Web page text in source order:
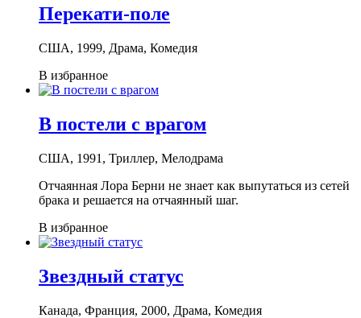
Перекати-поле
США, 1999, Драма, Комедия
В избранное
В постели с врагом
США, 1991, Триллер, Мелодрама
Отчаянная Лора Берни не знает как выпутаться из сетей
брака и решается на отчаянный шаг.
В избранное
Звездный статус
Канада, Франция, 2000, Драма, Комедия